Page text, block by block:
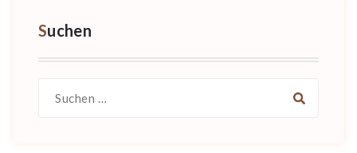
Suchen
nach: